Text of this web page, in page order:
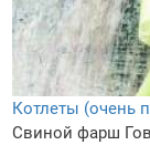
Котлеты (очень
Свиной фарш